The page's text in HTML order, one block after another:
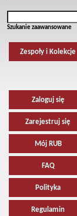
Szukanie zaawansowane
Zespoły i Kolekcje
Zaloguj się
Zarejestruj się
Mój RUB
FAQ
Polityka
Regulamin